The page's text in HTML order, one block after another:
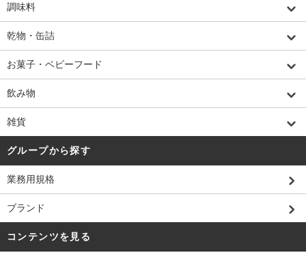
調味料
乾物・缶詰
お菓子・ベビーフード
飲み物
雑貨
グループから探す
業務用規格
ブランド
コンテンツを見る